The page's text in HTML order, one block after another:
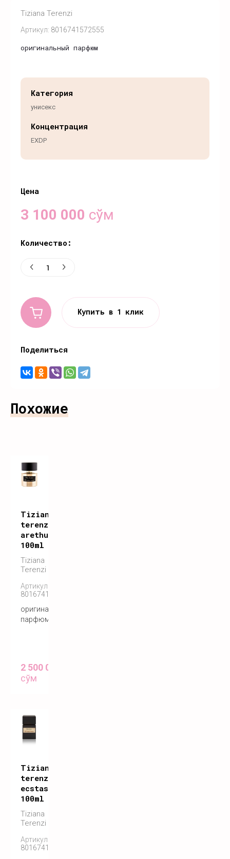
Артикул: 8016741572555
Tiziana Terenzi
оригинальный парфюм
Цена
3 100 000 сўм
Количество:
Купить в 1 клик
Категория
унисекс
Концентрация
EXDP
Поделиться
Похожие
Tiziana
terenzi
arethusa
100ml
Tiziana
Terenzi
Артикул:
8016741572555
оригинальный
парфюм
2 500 000
сўм
Tiziana
terenzi
ecstasy
100ml
Tiziana
Terenzi
Артикул:
8016741572555